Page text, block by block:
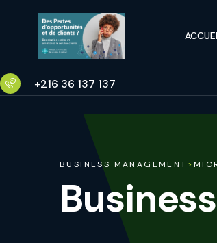
+216 36 137 137
BUSINESS MANAGEMENT >